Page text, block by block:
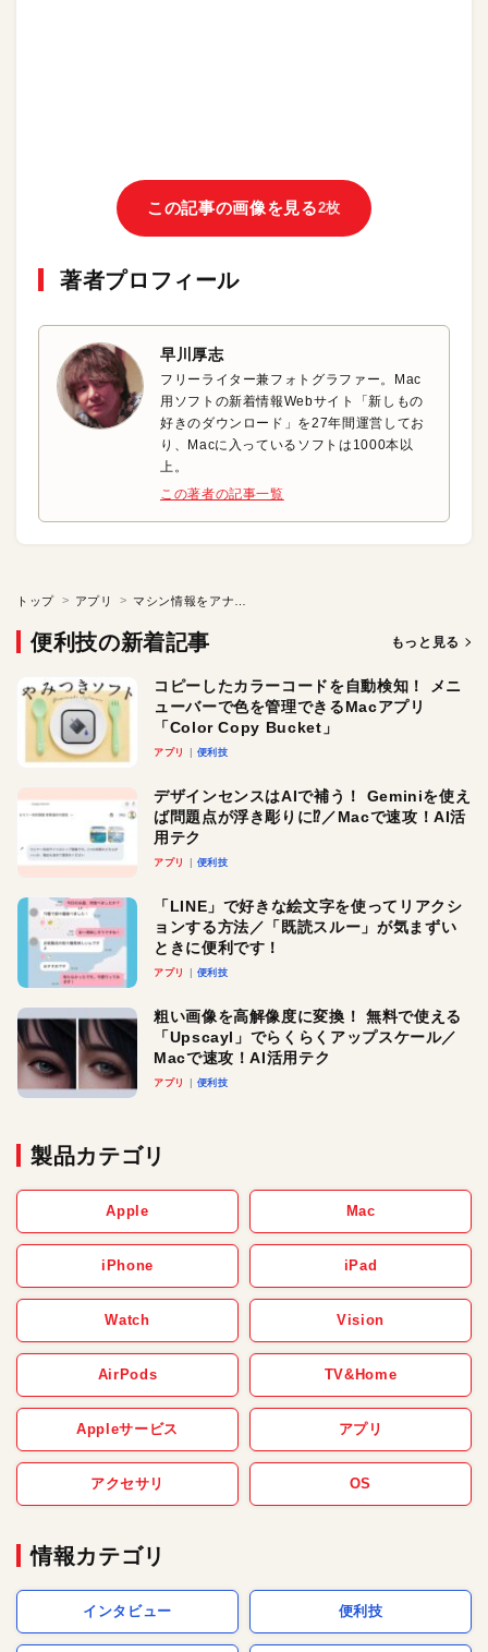
この記事の画像を見る2枚
著者プロフィール
早川厚志
フリーライター兼フォトグラファー。Mac
用ソフトの新着情報Webサイト「新しもの
好きのダウンロード」を27年間運営してお
り、Macに入っているソフトは1000本以
上。
この著者の記事一覧
トップ アプリ
便利技の新着記事 もっと見る
コピーしたカラーコードを自動検知！ メニ
ューバーで色を管理できるMacアプリ
「Color Copy Bucket」
アプリ 便利技
デザインセンスはAIで補う！ Geminiを使え
ば問題点が浮き彫りに⁉︎／Macで速攻！AI活
用テク
アプリ 便利技
「LINE」で好きな絵文字を使ってリアクシ
ョンする方法／「既読スルー」が気まずい
ときに便利です！
アプリ 便利技
粗い画像を高解像度に変換！ 無料で使える
「Upscayl」でらくらくアップスケール／
Macで速攻！AI活用テク
アプリ 便利技
製品カテゴリ
Apple Mac
iPhone iPad
Watch Vision
AirPods TV&Home
Appleサービス アプリ
アクセサリ OS
情報カテゴリ
インタビュー 便利技